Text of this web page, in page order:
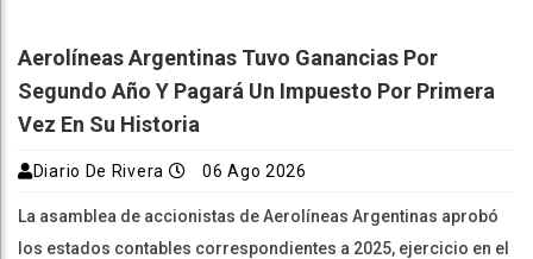
Aerolíneas Argentinas Tuvo Ganancias Por
Segundo Año Y Pagará Un Impuesto Por Primera
Vez En Su Historia
Diario De Rivera 06 Ago 2026
La asamblea de accionistas de Aerolíneas Argentinas aprobó
los estados contables correspondientes a 2025, ejercicio en el